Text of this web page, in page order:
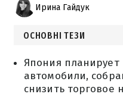
Ирина Гайдук
ОСНОВНІ ТЕЗИ
Япония
автомобили,
снизить